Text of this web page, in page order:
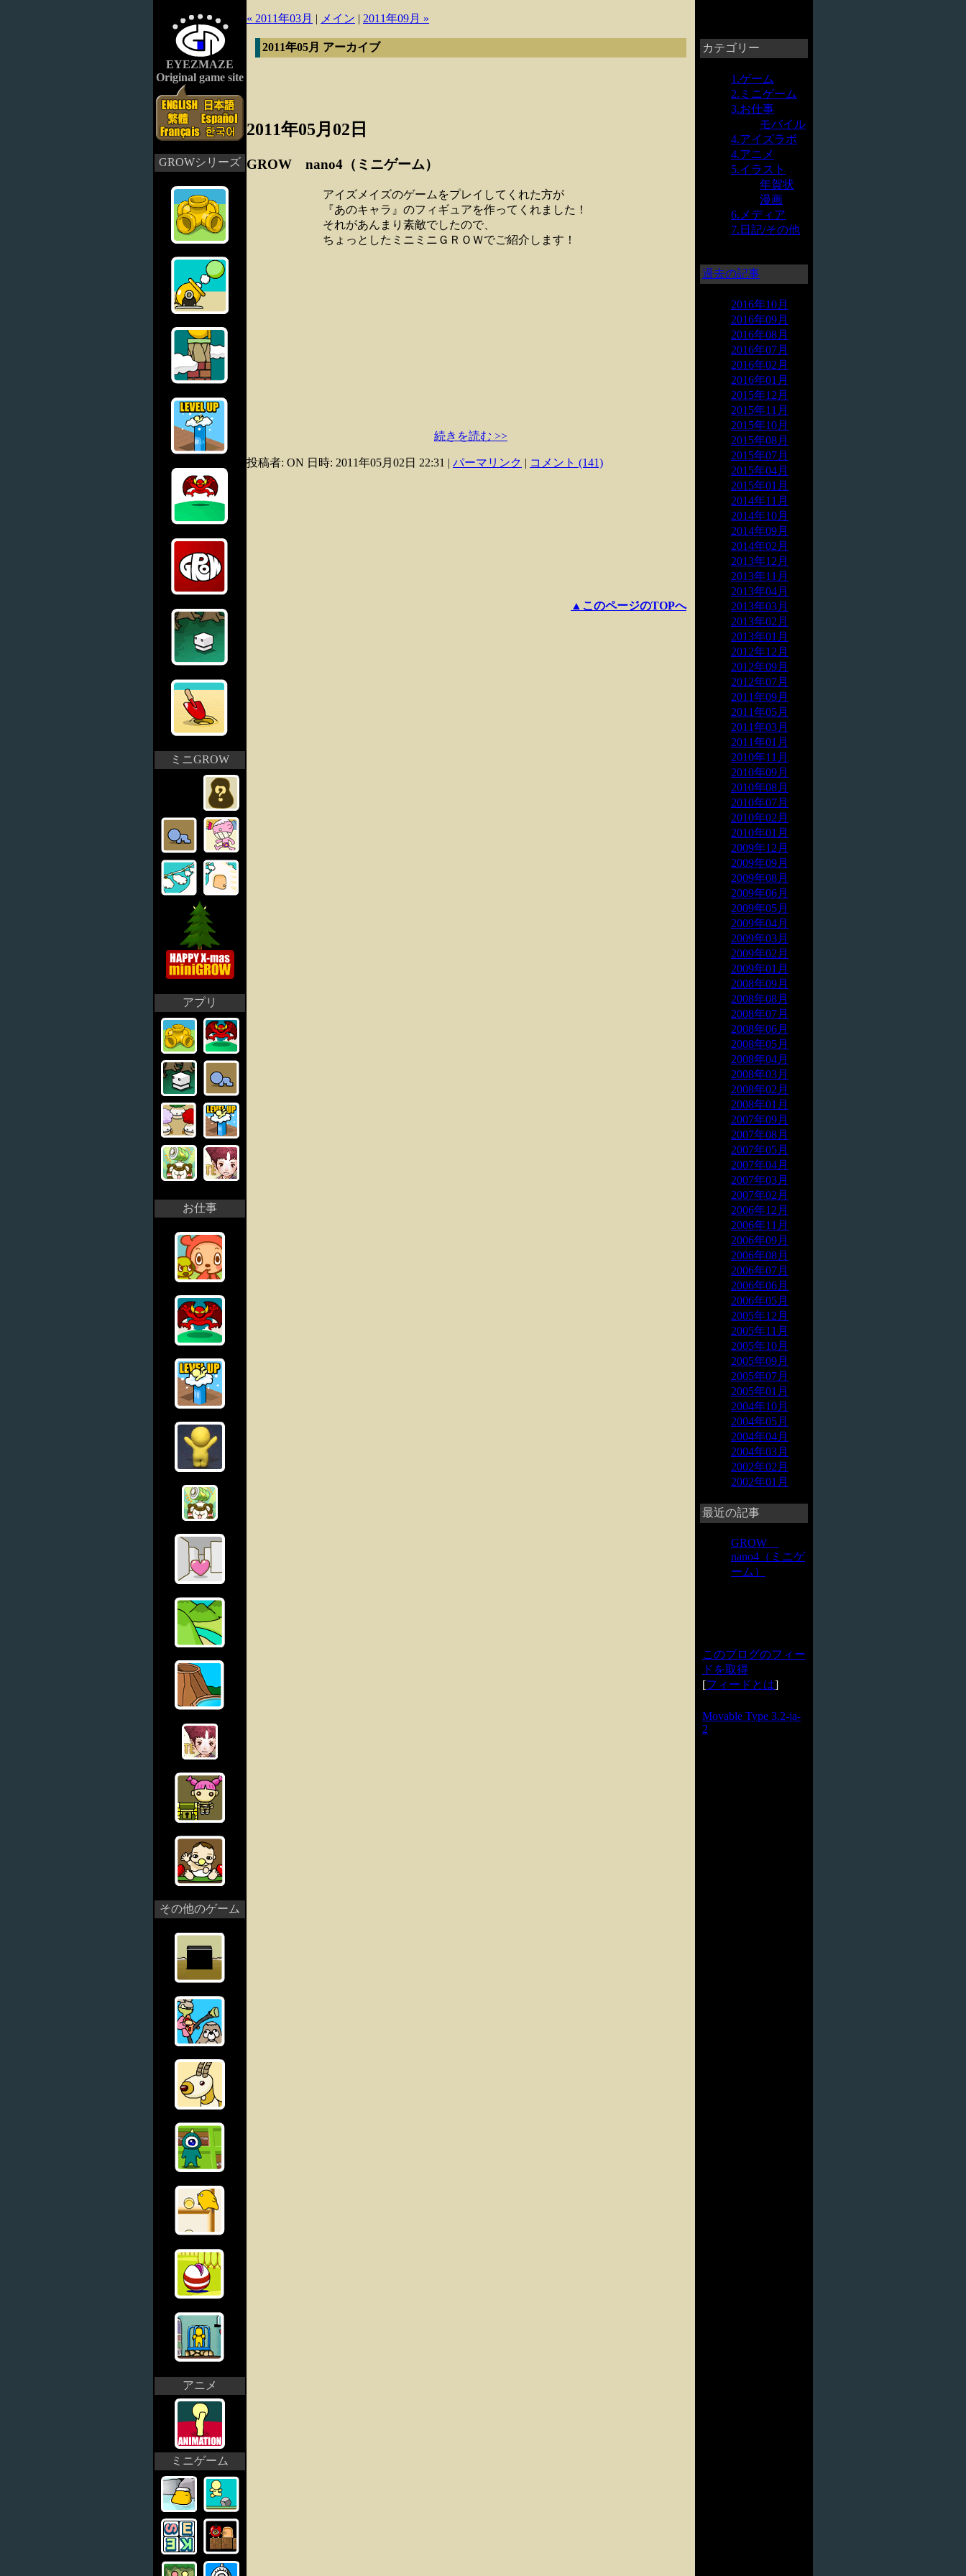
EYEZMAZE
Original game site
GROWシリーズ
ミニGROW
アプリ
お仕事
その他のゲーム
アニメ
ミニゲーム
« 2011年03月 | メイン | 2011年09月 »
2011年05月 アーカイブ
2011年05月02日
GROW nano4（ミニゲーム）
アイズメイズのゲームをプレイしてくれた方が
『あのキャラ』のフィギュアを作ってくれました！
それがあんまり素敵でしたので、
ちょっとしたミニミニＧＲＯＷでご紹介します！
続きを読む >>
投稿者: ON 日時: 2011年05月02日 22:31 | パーマリンク | コメント (141)
▲このページのTOPへ
カテゴリー
1.ゲーム
2.ミニゲーム
3.お仕事
モバイル
4.アイズラボ
4.アニメ
5.イラスト
年賀状
漫画
6.メディア
7.日記/その他
過去の記事
2016年10月
2016年09月
2016年08月
2016年07月
2016年02月
2016年01月
2015年12月
2015年11月
2015年10月
2015年08月
2015年07月
2015年04月
2015年01月
2014年11月
2014年10月
2014年09月
2014年02月
2013年12月
2013年11月
2013年04月
2013年03月
2013年02月
2013年01月
2012年12月
2012年09月
2012年07月
2011年09月
2011年05月
2011年03月
2011年01月
2010年11月
2010年09月
2010年08月
2010年07月
2010年02月
2010年01月
2009年12月
2009年09月
2009年08月
2009年06月
2009年05月
2009年04月
2009年03月
2009年02月
2009年01月
2008年09月
2008年08月
2008年07月
2008年06月
2008年05月
2008年04月
2008年03月
2008年02月
2008年01月
2007年09月
2007年08月
2007年05月
2007年04月
2007年03月
2007年02月
2006年12月
2006年11月
2006年09月
2006年08月
2006年07月
2006年06月
2006年05月
2005年12月
2005年11月
2005年10月
2005年09月
2005年07月
2005年01月
2004年10月
2004年05月
2004年04月
2004年03月
2002年02月
2002年01月
最近の記事
GROW
nano4（ミニゲ
ーム）
このブログのフィー
ドを取得
[フィードとは]
Movable Type 3.2-ja-
2